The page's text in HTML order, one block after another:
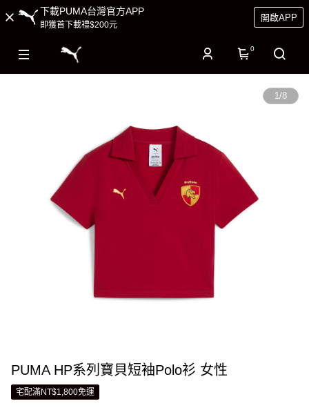
下載PUMA台灣官方APP
即獲首下載禮$200元
開啟APP
0
1/8
PUMA HP系列寶貝短袖Polo衫 女性
宅配滿NT$1,800免運